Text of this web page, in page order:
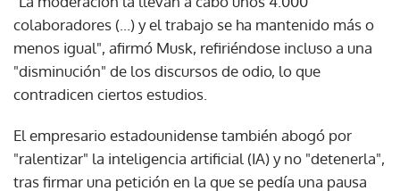
colaboradores (...) y el trabajo se ha mantenido más o
menos igual", afirmó Musk, refiriéndose incluso a una
"disminución" de los discursos de odio, lo que
contradicen ciertos estudios.
El empresario estadounidense también abogó por
"ralentizar" la inteligencia artificial (IA) y no "detenerla",
tras firmar una petición en la que se pedía una pausa